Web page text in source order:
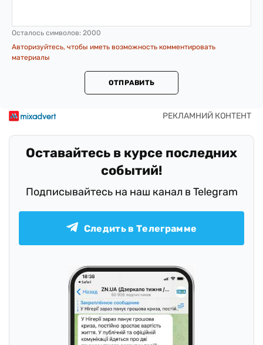
Осталось символов: 2000
Авторизуйтесь, чтобы иметь возможность комментировать
материалы
ОТПРАВИТЬ
Оставайтесь в курсе последних
событий!
Подписывайтесь на наш канал в Telegram
Следить в Телеграмме